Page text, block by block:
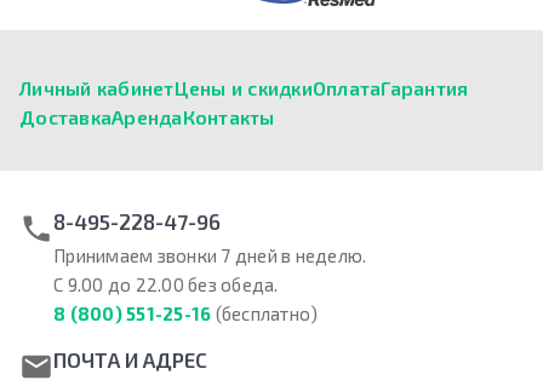
Личный кабинетЦены и скидкиОплатаГарантия
ДоставкаАрендаКонтакты
8-495-228-47-96
Принимаем звонки 7 дней в неделю.
С 9.00 до 22.00 без обеда.
8 (800) 551-25-16 (бесплатно)
ПОЧТА И АДРЕС